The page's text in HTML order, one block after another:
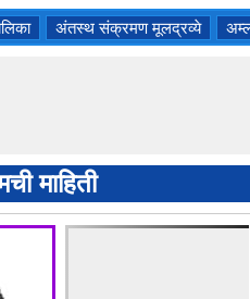
अंतस्थ संक्रमण मूलद्रव्ये
माहिती